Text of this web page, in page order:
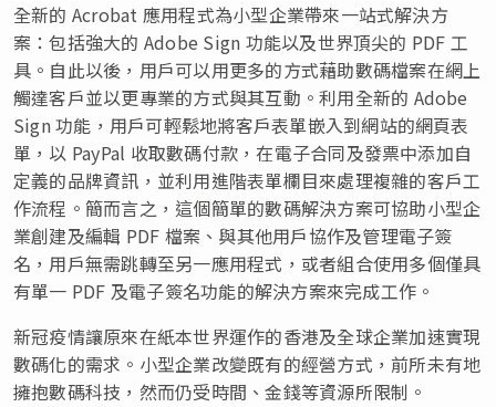
全新的 Acrobat 應用程式為小型企業帶來一站式解決方
案：包括強大的 Adobe Sign 功能以及世界頂尖的 PDF 工
具。自此以後，用戶可以用更多的方式藉助數碼檔案在網上
觸達客戶並以更專業的方式與其互動。利用全新的 Adobe
Sign 功能，用戶可輕鬆地將客戶表單嵌入到網站的網頁表
單，以 PayPal 收取數碼付款，在電子合同及發票中添加自
定義的品牌資訊，並利用進階表單欄目來處理複雜的客戶工
作流程。簡而言之，這個簡單的數碼解決方案可協助小型企
業創建及編輯 PDF 檔案、與其他用戶協作及管理電子簽
名，用戶無需跳轉至另一應用程式，或者組合使用多個僅具
有單一 PDF 及電子簽名功能的解決方案來完成工作。
新冠疫情讓原來在紙本世界運作的香港及全球企業加速實現
數碼化的需求。小型企業改變既有的經營方式，前所未有地
擁抱數碼科技，然而仍受時間、金錢等資源所限制。